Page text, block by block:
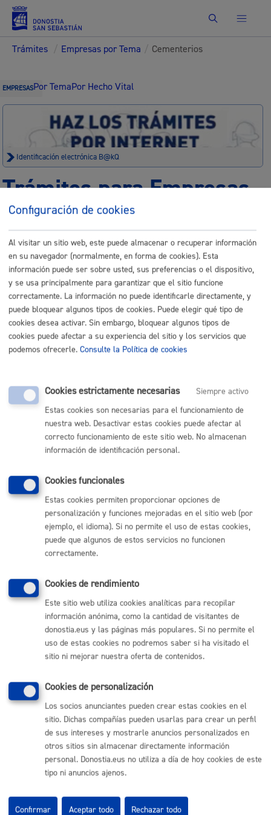
Buscar
Trámites / Empresas por Tema / Cementerios
EMPRESASPor TemaPor Hecho Vital
Identificación electrónica B@kQ
Trámites para Empresas
Sede electrónica Nota legal
Buscar
Listado completo de Trámites
Cementerios
Cementerios: Autorización para realizar obras en sepultura
TELÉFONO
MÁQUINA
Volver al índice Volver atrás
Comunícate con el Ayuntamiento de Donostia / San
Sebastián
(gratuito desde Donostia / San Sebastián)
(+34) 943 481 000
Informar de un error en la web
Enlaces útiles
Ofertas de empleo
Perfil del contratante
Mapas - GeoDonostia
Sala de prensa
Mapa web
Otras páginas web corporativas
Donostia Kirola
Donostia Kultura
Fomento de San Sebastián
Configuración de cookies
Al visitar un sitio web, este puede almacenar o recuperar información
en su navegador (normalmente, en forma de cookies). Esta
información puede ser sobre usted, sus preferencias o el dispositivo,
y se usa principalmente para garantizar que el sitio funcione
correctamente. La información no puede identificarle directamente, y
puede bloquear algunos tipos de cookies. Puede elegir qué tipo de
cookies desea activar. Sin embargo, bloquear algunos tipos de
cookies puede afectar a su experiencia del sitio y los servicios que
podemos ofrecerle. Consulte la Política de cookies
Cookies estrictamente necesarias
Siempre activo
Estas cookies son necesarias para el funcionamiento de
nuestra web. Desactivar estas cookies puede afectar al
correcto funcionamiento de este sitio web. No almacenan
información de identificación personal.
Cookies funcionales
Estas cookies permiten proporcionar opciones de
personalización y funciones mejoradas en el sitio web (por
ejemplo, el idioma). Si no permite el uso de estas cookies,
puede que algunos de estos servicios no funcionen
correctamente.
Cookies de rendimiento
Este sitio web utiliza cookies analíticas para recopilar
información anónima, como la cantidad de visitantes de
donostia.eus y las páginas más populares. Si no permite el
uso de estas cookies no podremos saber si ha visitado el
sitio ni mejorar nuestra oferta de contenidos.
Cookies de personalización
Los socios anunciantes pueden crear estas cookies en el
sitio. Dichas compañías pueden usarlas para crear un perfil
de sus intereses y mostrarle anuncios personalizados en
otros sitios sin almacenar directamente información
personal. Donostia.eus no utiliza a día de hoy cookies de este
tipo ni anuncios ajenos.
Rechazar todo
Confirmar Aceptar todo